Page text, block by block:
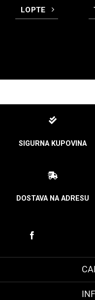
LOPTE
SIGURNA KUPOVINA
DOSTAVA NA ADRESU